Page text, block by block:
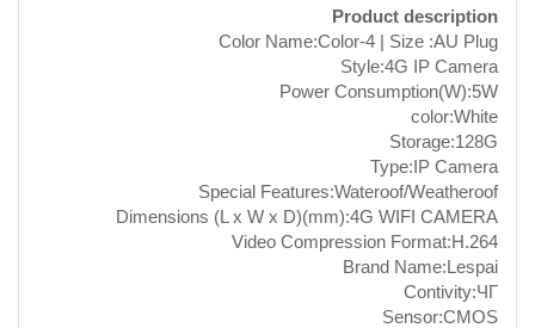
Product description
Color Name:Color-4 | Size :AU Plug
Style:4G IP Camera
Power Consumption(W):5W
color:White
Storage:128G
Type:IP Camera
Special Features:Wateroof/Weatheroof
Dimensions (L x W x D)(mm):4G WIFI CAMERA
Video Compression Format:H.264
Brand Name:Lespai
Contivity:ЧГ
Sensor:CMOS